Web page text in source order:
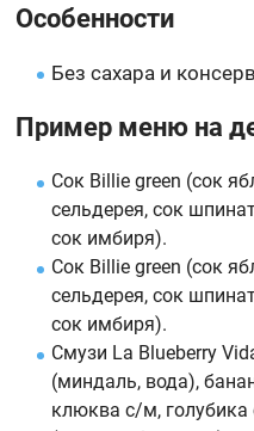
Особенности
Без сахара и
Пример меню на
Сок Billie green (сок
сельдерея, сок
сок имбиря).
Сок Billie green (сок
сельдерея, сок
сок имбиря).
Смузи La Blueberry
(миндаль, вода),
клюква с/м,